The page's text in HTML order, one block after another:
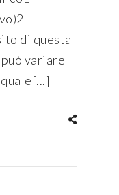
di questa
variare